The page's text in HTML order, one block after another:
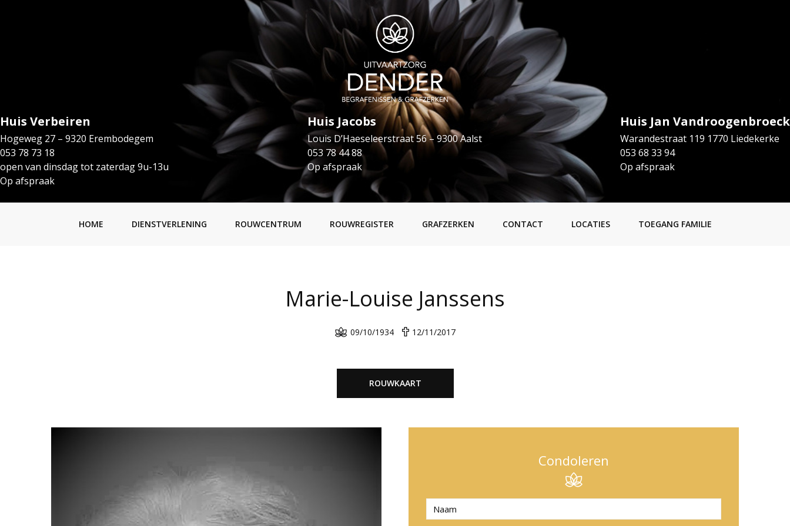
Huis Verbeiren
Hogeweg 27 – 9320 Erembodegem
053 78 73 18
open van dinsdag tot zaterdag 9u-13u
Op afspraak
Huis Jacobs
Louis D’Haeseleerstraat 56 – 9300 Aalst
053 78 44 88
Op afspraak
Huis Jan Vandroogenbroeck
Warandestraat 119 1770 Liedekerke
053 68 33 94
Op afspraak
HOME DIENSTVERLENING ROUWCENTRUM ROUWREGISTER GRAFZERKEN CONTACT LOCATIES TOEGANG FAMILIE
Marie-Louise Janssens
09/10/1934 12/11/2017
ROUWKAART
Condoleren
a